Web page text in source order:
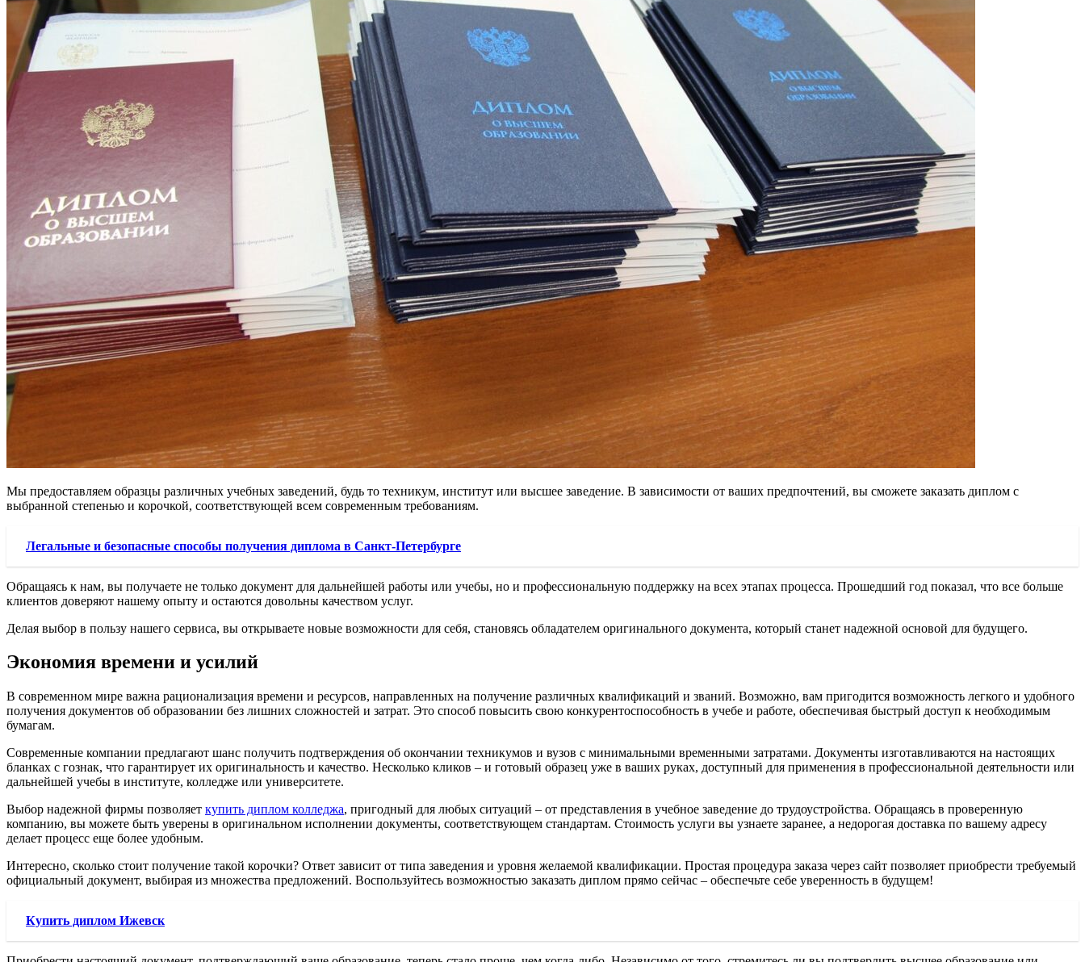
Мы предоставляем образцы различных учебных заведений, будь то техникум, институт или высшее заведение. В зависимости от ваших предпочтений, вы сможете заказать диплом с
выбранной степенью и корочкой, соответствующей всем современным требованиям.
Легальные и безопасные способы получения диплома в Санкт-Петербурге
Обращаясь к нам, вы получаете не только документ для дальнейшей работы или учебы, но и профессиональную поддержку на всех этапах процесса. Прошедший год показал, что все больше
клиентов доверяют нашему опыту и остаются довольны качеством услуг.
Делая выбор в пользу нашего сервиса, вы открываете новые возможности для себя, становясь обладателем оригинального документа, который станет надежной основой для будущего.
Экономия времени и усилий
В современном мире важна рационализация времени и ресурсов, направленных на получение различных квалификаций и званий. Возможно, вам пригодится возможность легкого и удобного
получения документов об образовании без лишних сложностей и затрат. Это способ повысить свою конкурентоспособность в учебе и работе, обеспечивая быстрый доступ к необходимым
бумагам.
Современные компании предлагают шанс получить подтверждения об окончании техникумов и вузов с минимальными временными затратами. Документы изготавливаются на настоящих
бланках с гознак, что гарантирует их оригинальность и качество. Несколько кликов – и готовый образец уже в ваших руках, доступный для применения в профессиональной деятельности или
дальнейшей учебы в институте, колледже или университете.
Выбор надежной фирмы позволяет купить диплом колледжа, пригодный для любых ситуаций – от представления в учебное заведение до трудоустройства. Обращаясь в проверенную
компанию, вы можете быть уверены в оригинальном исполнении документы, соответствующем стандартам. Стоимость услуги вы узнаете заранее, а недорогая доставка по вашему адресу
делает процесс еще более удобным.
Интересно, сколько стоит получение такой корочки? Ответ зависит от типа заведения и уровня желаемой квалификации. Простая процедура заказа через сайт позволяет приобрести требуемый
официальный документ, выбирая из множества предложений. Воспользуйтесь возможностью заказать диплом прямо сейчас – обеспечьте себе уверенность в будущем!
Купить диплом Ижевск